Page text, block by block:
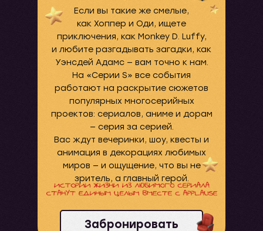
Если вы такие же смелые,
как Хоппер и Оди, ищете
приключения, как Monkey D. Luffy,
и любите разгадывать загадки, как
Уэнсдей Адамс — вам точно к нам.
На «Серии S» все события
работают на раскрытие сюжетов
популярных многосерийных
проектов: сериалов, аниме и дорам
— серия за серией.
Вас ждут вечеринки, шоу, квесты и
анимация в декорациях любимых
миров — и ощущение, что вы не
зритель, а главный герой.
Забронировать